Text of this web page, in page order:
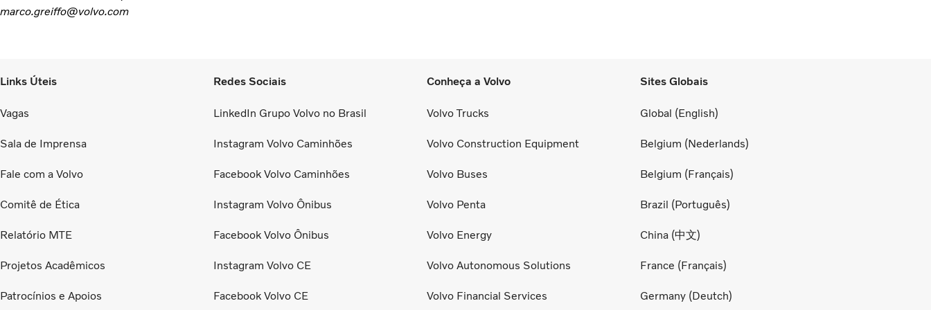
marco.greiffo@volvo.com
Links Úteis
Vagas
Sala de Imprensa
Fale com a Volvo
Comitê de Ética
Relatório MTE
Projetos Acadêmicos
Patrocínios e Apoios
Redes Sociais
LinkedIn Grupo Volvo no Brasil
Instagram Volvo Caminhões
Facebook Volvo Caminhões
Instagram Volvo Ônibus
Facebook Volvo Ônibus
Instagram Volvo CE
Facebook Volvo CE
Conheça a Volvo
Volvo Trucks
Volvo Construction Equipment
Volvo Buses
Volvo Penta
Volvo Energy
Volvo Autonomous Solutions
Volvo Financial Services
Sites Globais
Global (English)
Belgium (Nederlands)
Belgium (Français)
Brazil (Português)
China (中文)
France (Français)
Germany (Deutch)